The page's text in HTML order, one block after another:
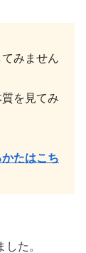
みません
を見てみ
たはこち
た。